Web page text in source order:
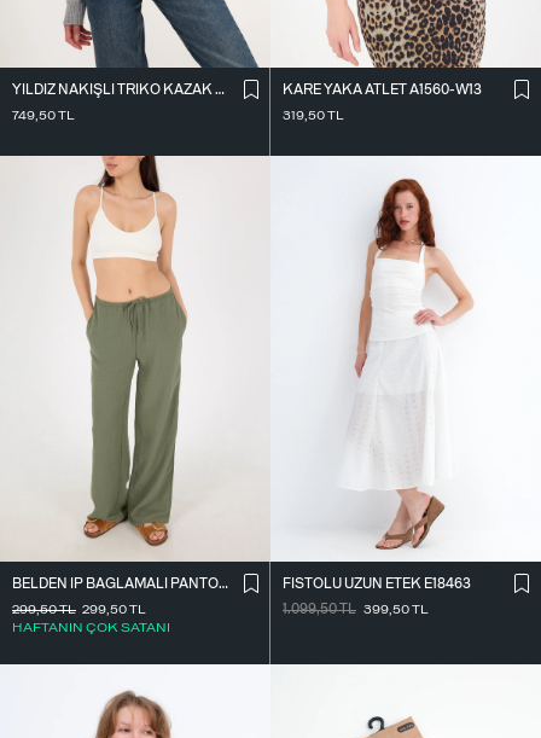
YILDIZ NAKIŞLI TRIKO KAZAK K3418-D4
749,50TL
KARE YAKA ATLET A1560-W13
319,50TL
BELDEN İ̇P BAĞLAMALI PANTOLON PN16372-İ6
299,50TL
HAFTANIN ÇOK SATANI
299,50TL
FISTOLU UZUN ETEK E18463
1.099,50TL 399,50TL